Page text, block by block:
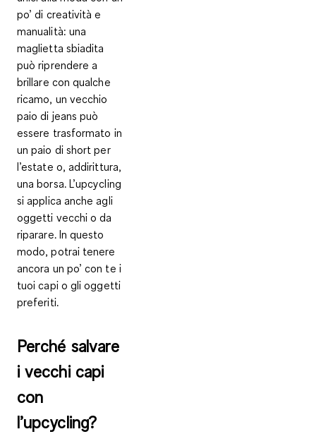
po’ di creatività e
manualità: una
maglietta sbiadita
può riprendere a
brillare con qualche
ricamo, un vecchio
paio di jeans può
essere trasformato in
un paio di short per
l’estate o, addirittura,
una borsa. L’upcycling
si applica anche agli
oggetti vecchi o da
riparare. In questo
modo, potrai tenere
ancora un po’ con te i
tuoi capi o gli oggetti
preferiti.
Perché salvare
i vecchi capi
con
l’upcycling?